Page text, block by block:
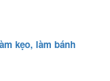
kẹo, làm bánh